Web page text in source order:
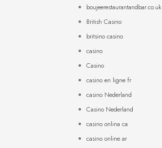
boujeerestaurantandbar.co.uk
British Casino
britsino casino
casino
Casino
casino en ligne fr
casino Nederland
Casino Nederland
casino onlina ca
casino online ar